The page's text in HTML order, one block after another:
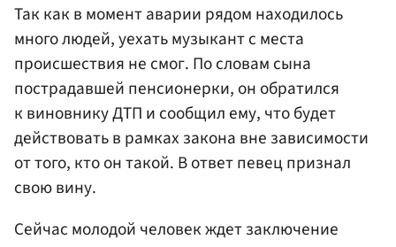
Так как в момент аварии рядом находилось
много людей, уехать музыкант с места
происшествия не смог. По словам сына
пострадавшей пенсионерки, он обратился
к виновнику ДТП и сообщил ему, что будет
действовать в рамках закона вне зависимости
от того, кто он такой. В ответ певец признал
свою вину.
Сейчас молодой человек ждет заключение